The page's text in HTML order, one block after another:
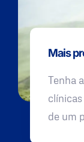
Mais
Tenha
de um